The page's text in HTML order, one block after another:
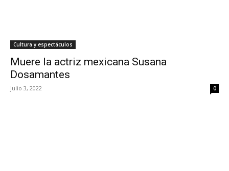
Cultura y espectáculos
Muere la actriz mexicana Susana
Dosamantes
julio 3, 2022 0